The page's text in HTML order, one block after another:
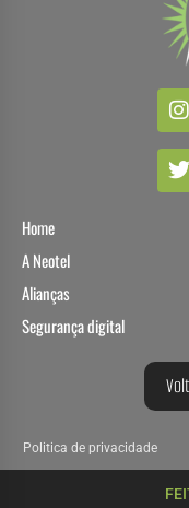
Home
A Neotel
Alianças
Segurança digital
Politica de privacidade